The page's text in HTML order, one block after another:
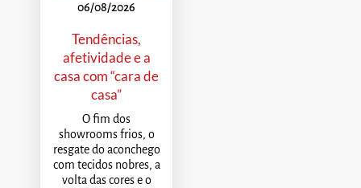
06/08/2026
Tendências,
afetividade e a
casa com “cara de
casa”
O fim dos
showrooms frios, o
resgate do aconchego
com tecidos nobres, a
volta das cores e o